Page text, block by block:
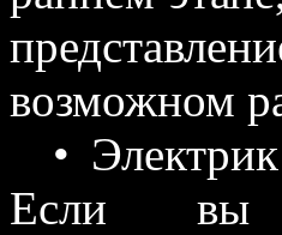
возможном
•
Если вы